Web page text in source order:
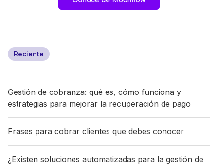
Reciente
Gestión de cobranza: qué es, cómo funciona y
estrategias para mejorar la recuperación de pago
Frases para cobrar clientes que debes conocer
¿Existen soluciones automatizadas para la gestión de